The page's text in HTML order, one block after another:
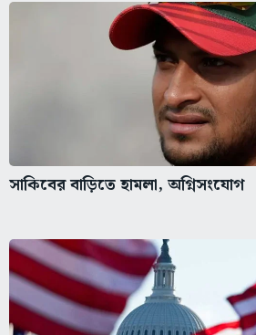
সাকিবের বাড়িতে হামলা, অগ্নিসংযোগ